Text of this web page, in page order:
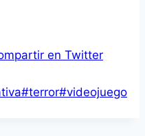
en Twitter
#terror#videojuego